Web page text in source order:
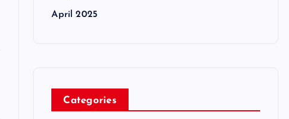
April 2025
Categories